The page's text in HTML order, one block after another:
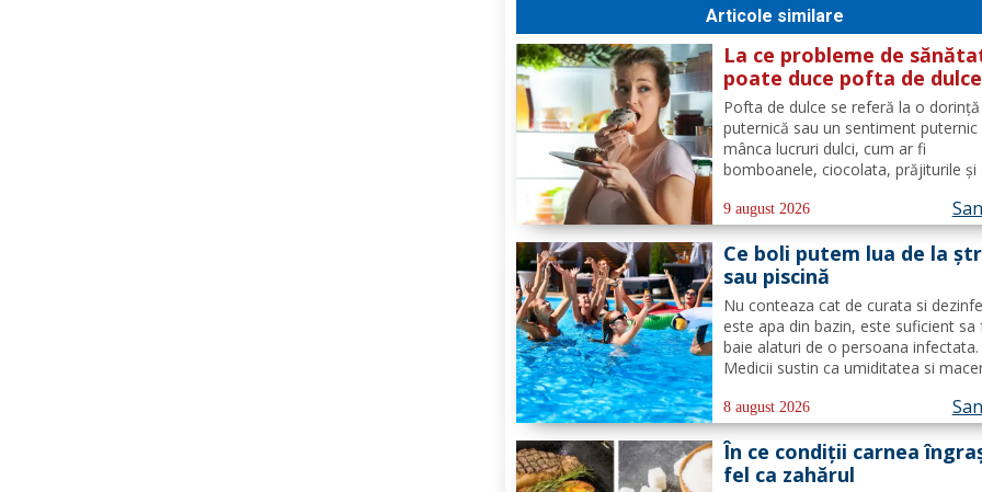
Articole similare
La ce probleme de
poate duce pofta de dulce
Pofta de dulce se referă la o dorință
puternică sau un sentiment puternic
mânca lucruri dulci, cum ar fi
bomboanele, ciocolata, prăjiturile și
normală a organismului, deoarece
majoritatea oamenilor au o
pentru dulceață. Cu toate...
9 august 2026
Ce boli putem lua de la
sau piscină
Nu conteaza cat de curata si
este apa din bazin, este suficient sa
baie alaturi de o persoana infectata.
Medicii sustin ca umiditatea si
infectiilor micotice, care prin apa se
transmit mult mai usor. Cel mai
de...
8 august 2026
În ce condiții carnea
fel ca zahărul